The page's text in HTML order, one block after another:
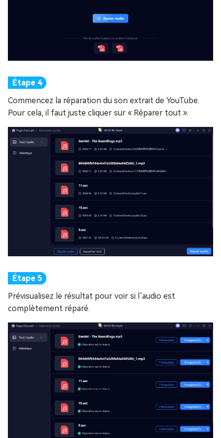
Commencez la réparation du son extrait de YouTube.
Pour cela, il faut juste cliquer sur « Réparer tout ».
Prévisualisez le résultat pour voir si l’audio est
complètement réparé.